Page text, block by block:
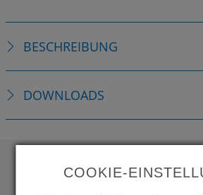
BESCHREIBUNG
DOWNLOADS
COOKIE-